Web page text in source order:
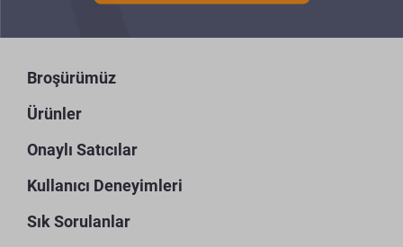
Broşürümüz
Ürünler
Onaylı Satıcılar
Kullanıcı Deneyimleri
Sık Sorulanlar